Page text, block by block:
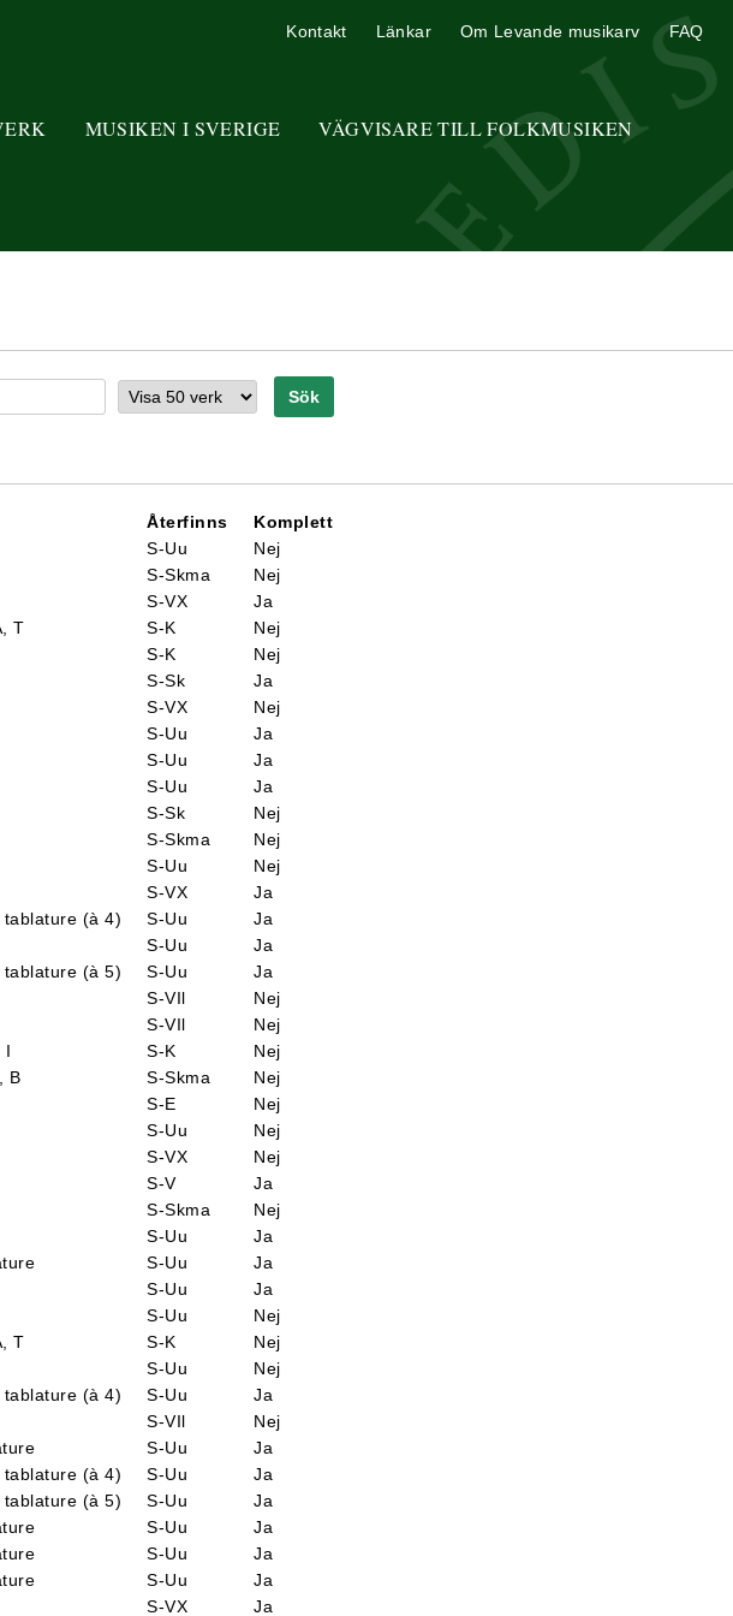
MUSIKEN I SVERIGE VÄGVISARE TILL FOLKMUSIKEN
Kontakt Länkar Om Levande musikarv FAQ
Återfinns
Komplett
S-Uu
Nej
S-Skma
Nej
S-VX
Ja
T S-K
Nej
S-K
Nej
S-Sk
Ja
S-VX
Nej
S-Uu
Ja
S-Uu
Ja
S-Uu
Ja
S-Sk
Nej
S-Skma
Nej
S-Uu
Nej
S-VX
Ja
tablature (à 4) S-Uu
Ja
S-Uu
Ja
tablature (à 5) S-Uu
Ja
S-VIl
Nej
S-VIl
Nej
I S-K
Nej
B S-Skma
Nej
S-E
Nej
S-Uu
Nej
S-VX
Nej
S-V
Ja
S-Skma
Nej
S-Uu
Ja
S-Uu
Ja
S-Uu
Ja
S-Uu
Nej
T S-K
Nej
S-Uu
Nej
tablature (à 4) S-Uu
Ja
S-VIl
Nej
S-Uu
Ja
tablature (à 4) S-Uu
Ja
tablature (à 5) S-Uu
Ja
S-Uu
Ja
S-Uu
Ja
S-Uu
Ja
S-VX Ja